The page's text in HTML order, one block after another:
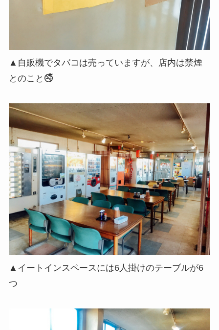
▲自販機でタバコは売っていますが、店内は禁煙
とのこと🚭
▲イートインスペースには6人掛けのテーブルが6
つ